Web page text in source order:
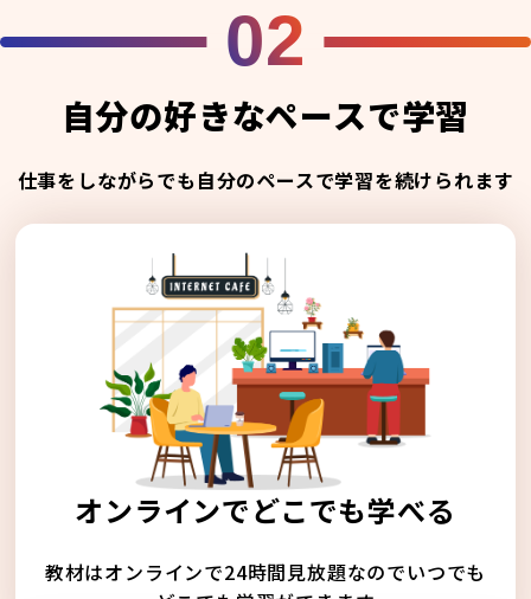
02
自分の好きなペースで学習
仕事をしながらでも自分のペースで学習を続けられます
オンラインでどこでも学べる
教材はオンラインで24時間見放題なのでいつでも